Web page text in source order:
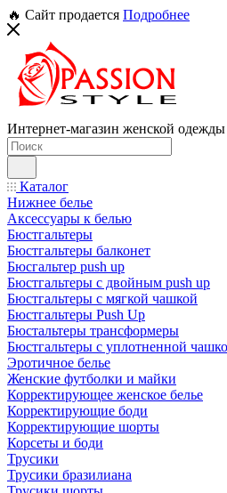
🔥 Сайт продается Подробнее
Интернет-магазин женской
Каталог
Нижнее белье
Аксессуары к белью
Бюстгальтеры
Бюстгальтеры балконет
Бюсгальтер push up
Бюстгальтеры с двойным push up
Бюстгальтеры с мягкой чашкой
Бюстгальтеры Push Up
Бюстальтеры трансформеры
Бюстгальтеры с уплотненной
Эротичное белье
Женские футболки и майки
Корректирующее женское белье
Корректирующие боди
Корректирующие шорты
Корсеты и боди
Трусики
Трусики бразилиана